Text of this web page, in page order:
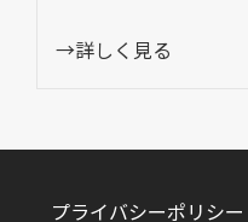
→詳しく見る
プライバシーポリシー